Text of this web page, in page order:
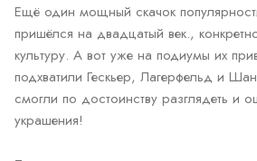
Ещё один мощный скачок
пришёлся на двадцатый век.,
культуру. А вот уже на подиумы их
подхватили Гескьер, Лагерфельд и
смогли по достоинству разглядеть и
украшения!